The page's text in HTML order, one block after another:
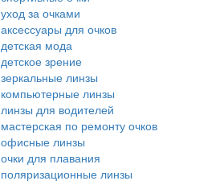
уход за очками
аксессуары для очков
детская мода
детское зрение
зеркальные линзы
компьютерные линзы
линзы для водителей
мастерская по ремонту очков
офисные линзы
очки для плавания
поляризационные линзы